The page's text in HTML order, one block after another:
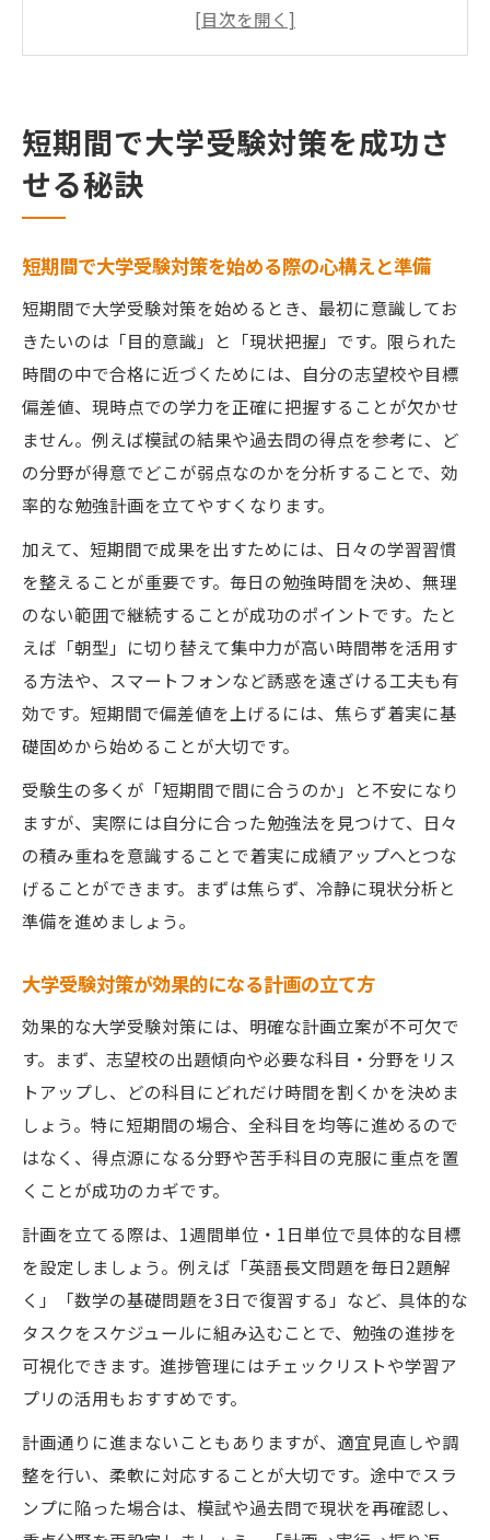
大学受験対策が効果的になる計画の立て方
と
大学受験対策とモチベーション維持の工夫
短期間で大学受験対策を成功さ
せる秘訣
短期間で大学受験対策を始める際の心構えと準備
短期間で大学受験対策を始めるとき、最初に意識してお
きたいのは「目的意識」と「現状把握」です。限られた
時間の中で合格に近づくためには、自分の志望校や目標
偏差値、現時点での学力を正確に把握することが欠かせ
ません。例えば模試の結果や過去問の得点を参考に、ど
の分野が得意でどこが弱点なのかを分析することで、効
率的な勉強計画を立てやすくなります。
加えて、短期間で成果を出すためには、日々の学習習慣
を整えることが重要です。毎日の勉強時間を決め、無理
のない範囲で継続することが成功のポイントです。たと
えば「朝型」に切り替えて集中力が高い時間帯を活用す
る方法や、スマートフォンなど誘惑を遠ざける工夫も有
効です。短期間で偏差値を上げるには、焦らず着実に基
礎固めから始めることが大切です。
受験生の多くが「短期間で間に合うのか」と不安になり
ますが、実際には自分に合った勉強法を見つけて、日々
の積み重ねを意識することで着実に成績アップへとつな
げることができます。まずは焦らず、冷静に現状分析と
準備を進めましょう。
大学受験対策が効果的になる計画の立て方
効果的な大学受験対策には、明確な計画立案が不可欠で
す。まず、志望校の出題傾向や必要な科目・分野をリス
トアップし、どの科目にどれだけ時間を割くかを決めま
しょう。特に短期間の場合、全科目を均等に進めるので
はなく、得点源になる分野や苦手科目の克服に重点を置
くことが成功のカギです。
計画を立てる際は、1週間単位・1日単位で具体的な目標
を設定しましょう。例えば「英語長文問題を毎日2題解
く」「数学の基礎問題を3日で復習する」など、具体的な
タスクをスケジュールに組み込むことで、勉強の進捗を
可視化できます。進捗管理にはチェックリストや学習ア
プリの活用もおすすめです。
計画通りに進まないこともありますが、適宜見直しや調
整を行い、柔軟に対応することが大切です。途中でスラ
ンプに陥った場合は、模試や過去問で現状を再確認し、